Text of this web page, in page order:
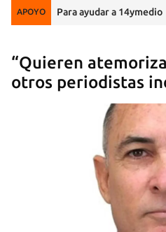
APOYO Para ayudar a 14ymedio
“Quieren
otros periodistas